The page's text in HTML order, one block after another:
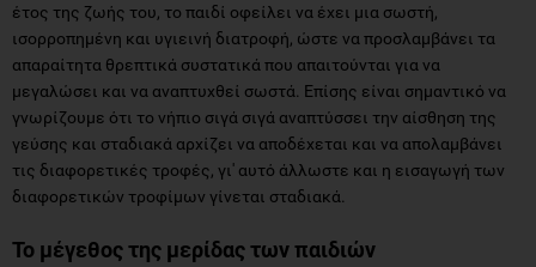
έτος της ζωής του, το παιδί οφείλει να έχει μια σωστή,
ισορροπημένη και υγιεινή διατροφή, ώστε να προσλαμβάνει τα
απαραίτητα θρεπτικά συστατικά που απαιτούνται για να
μεγαλώσει και να αναπτυχθεί σωστά. Επίσης είναι σημαντικό να
γνωρίζουμε ότι το νήπιο σιγά σιγά αναπτύσσει την αίσθηση της
γεύσης και σταδιακά αρχίζει να αποδέχεται και να απολαμβάνει
τις διαφορετικές τροφές, γι' αυτό άλλωστε και η εισαγωγή των
διαφορετικών τροφίμων γίνεται σταδιακά.
Το μέγεθος της μερίδας των παιδιών